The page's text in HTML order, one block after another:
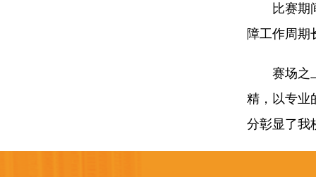
比赛期
障工作周期
赛场之
精，以专业
分彰显了我